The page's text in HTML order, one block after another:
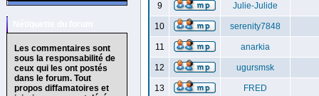
Les commentaires sont
sous la responsabilité de
ceux qui les ont postés
dans le forum. Tout
propos diffamatoires et
9 Julie-Julide
10 serenity7848
11 anarkia
12 ugursmsk
13 FRED